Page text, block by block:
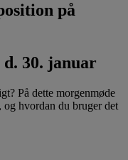
på
30. januar
På dette morgenmøde
hvordan du bruger det